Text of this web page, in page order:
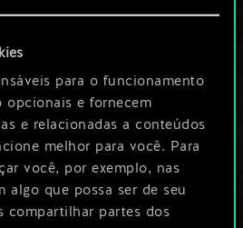
para o funcionamento
opcionais e fornecem
e relacionadas a conteúdos
melhor para você. Para
você, por exemplo, nas
algo que possa ser de seu
compartilhar partes dos
dá para
mais!
este baralho e crie